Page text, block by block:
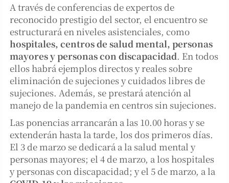
A través de conferencias de expertos de
reconocido prestigio del sector, el encuentro se
estructurará en niveles asistenciales, como
hospitales, centros de salud mental, personas
mayores y personas con discapacidad. En todos
ellos habrá ejemplos directos y reales sobre
eliminación de sujeciones y cuidados libres de
sujeciones. Además, se prestará atención al
manejo de la pandemia en centros sin sujeciones.
Las ponencias arrancarán a las 10.00 horas y se
extenderán hasta la tarde, los dos primeros días.
El 3 de marzo se dedicará a la salud mental y
personas mayores; el 4 de marzo, a los hospitales
y personas con discapacidad; y el 5 de marzo, a la